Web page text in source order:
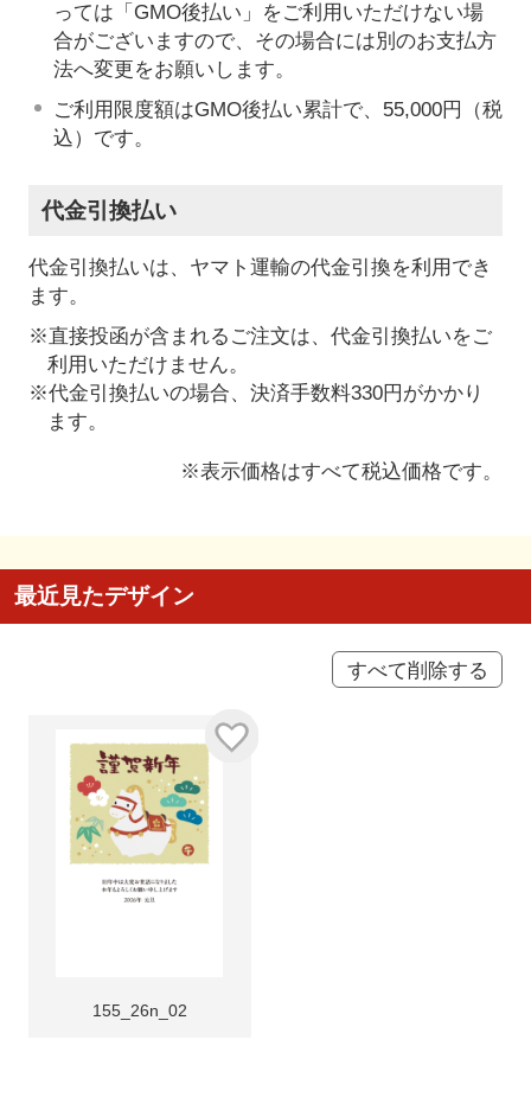
っては「GMO後払い」をご利用いただけない場
合がございますので、その場合には別のお支払方
法へ変更をお願いします。
ご利用限度額はGMO後払い累計で、55,000円（税
込）です。
代金引換払い
代金引換払いは、ヤマト運輸の代金引換を利用でき
ます。
※直接投函が含まれるご注文は、代金引換払いをご
利用いただけません。
※代金引換払いの場合、決済手数料330円がかかり
ます。
※表示価格はすべて税込価格です。
最近見たデザイン
すべて削除する
155_26n_02